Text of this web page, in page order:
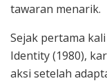
tawaran menarik.
Sejak pertama
Identity (1980),
aksi setelah